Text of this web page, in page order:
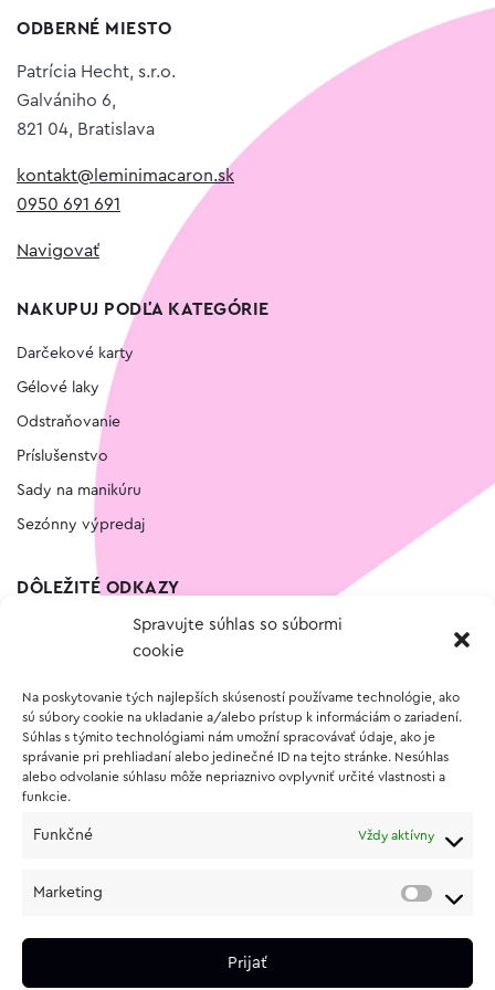
Spravujte súhlas so súbormi
cookie
Na poskytovanie tých najlepších skúseností používame technológie, ako
sú súbory cookie na ukladanie a/alebo prístup k informáciám o zariadení.
Súhlas s týmito technológiami nám umožní spracovávať údaje, ako je
správanie pri prehliadaní alebo jedinečné ID na tejto stránke. Nesúhlas
alebo odvolanie súhlasu môže nepriaznivo ovplyvniť určité vlastnosti a
funkcie.
Funkčné Vždy aktívny
Marketing
Prijať
ODBERNÉ MIESTO
Patrícia Hecht, s.r.o.
Galvániho 6,
821 04, Bratislava
kontakt@leminimacaron.sk
0950 691 691
Navigovať
NAKUPUJ PODĽA KATEGÓRIE
Darčekové karty
Gélové laky
Odstraňovanie
Príslušenstvo
Sady na manikúru
Sezónny výpredaj
DÔLEŽITÉ ODKAZY
Vernostný program
O NÁKUPE
Vrátenie a reklamácia tovaru